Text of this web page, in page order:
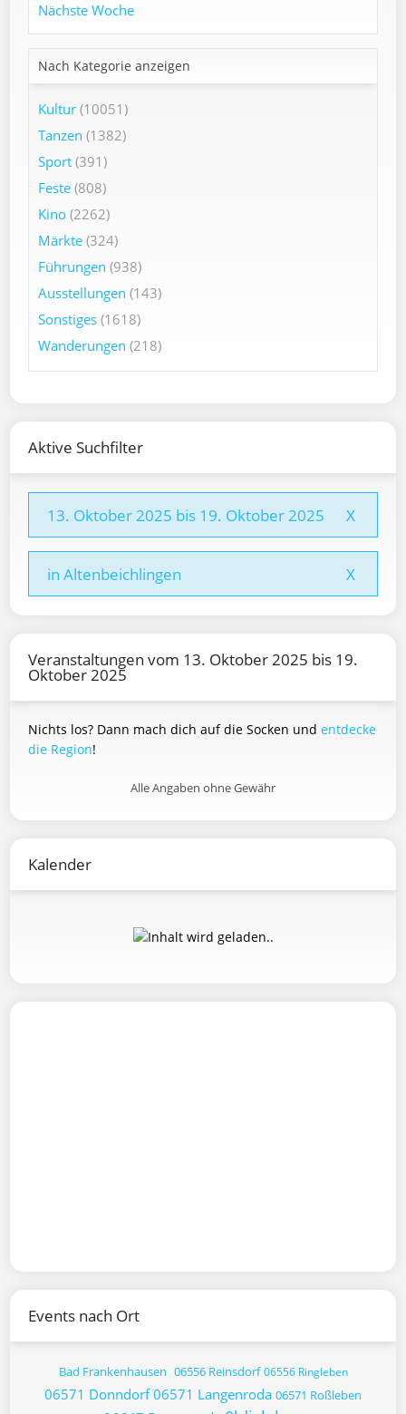
Nächste Woche
Nach Kategorie anzeigen
Kultur (10051)
Tanzen (1382)
Sport (391)
Feste (808)
Kino (2262)
Märkte (324)
Führungen (938)
Ausstellungen (143)
Sonstiges (1618)
Wanderungen (218)
Aktive Suchfilter
13. Oktober 2025 bis 19. Oktober 2025 X
in Altenbeichlingen X
Veranstaltungen vom 13. Oktober 2025 bis 19.
Oktober 2025
Nichts los? Dann mach dich auf die Socken und entdecke
die Region!
Alle Angaben ohne Gewähr
Kalender
Events nach Ort
Bad Frankenhausen 06556 Reinsdorf 06556 Ringleben
06571 Donndorf 06571 Langenroda 06571 Roßleben